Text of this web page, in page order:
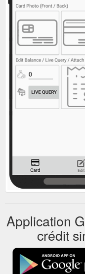
Application
crédit